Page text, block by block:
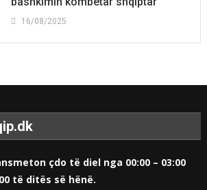
16/08/2025
çdo të diel nga 00:00 – 03:00
të ditës së hënë.